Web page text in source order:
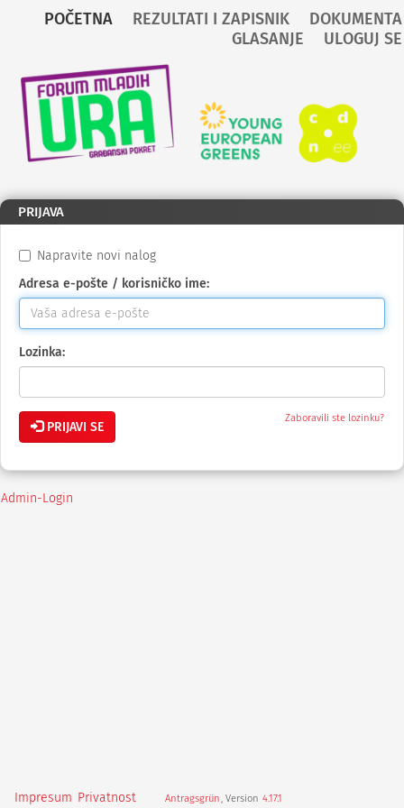
POČETNA REZULTATI I ZAPISNIK
DOKUMENTA
GLASANJE
ULOGUJ SE
Nazad
na
početnu
PRIJAVA
Napravite novi nalog
Adresa e-pošte / korisničko ime:
Lozinka:
PRIJAVI SE
Zaboravili ste lozinku?
Admin-Login
Impresum Privatnost Antragsgrün , Version 4.17.1